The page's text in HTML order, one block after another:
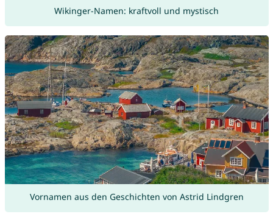
Wikinger-Namen: kraftvoll und mystisch
Vornamen aus den Geschichten von Astrid Lindgren